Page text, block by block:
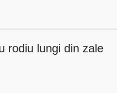
rodiu lungi din zale